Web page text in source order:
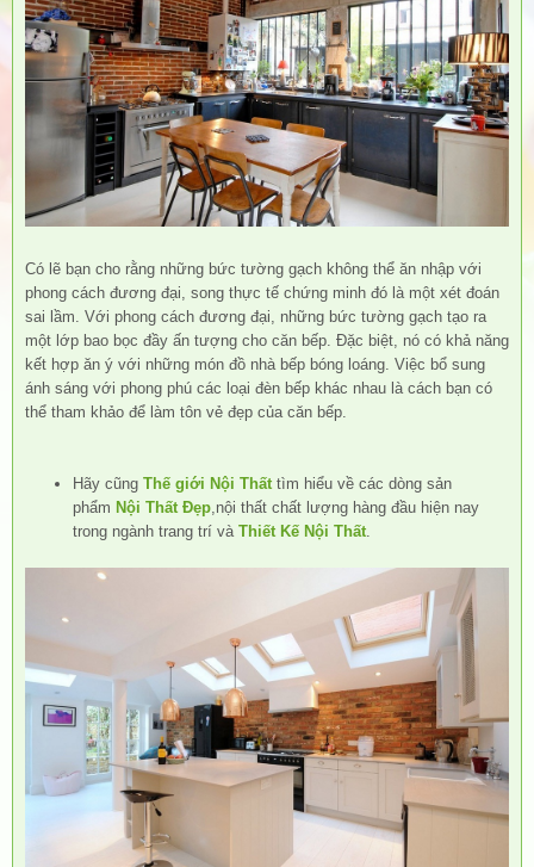
Có lẽ bạn cho rằng những bức tường gạch không thể ăn nhập với
phong cách đương đại, song thực tế chứng minh đó là một xét đoán
sai lầm. Với phong cách đương đại, những bức tường gạch tạo ra
một lớp bao bọc đầy ấn tượng cho căn bếp. Đặc biệt, nó có khả năng
kết hợp ăn ý với những món đồ nhà bếp bóng loáng. Việc bổ sung
ánh sáng với phong phú các loại đèn bếp khác nhau là cách bạn có
thể tham khảo để làm tôn vẻ đẹp của căn bếp.
Hãy cũng Thế giới Nội Thất tìm hiểu về các dòng sản
phẩm Nội Thất Đẹp ,nội thất chất lượng hàng đầu hiện nay
trong ngành trang trí và Thiết Kế Nội Thất